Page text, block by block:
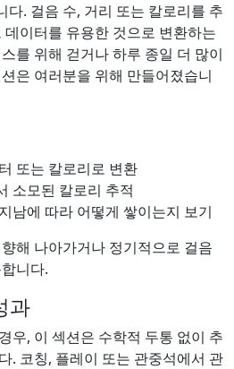
다. 걸음 수, 거리 또는 칼로리를 추
이터를 유용한 것으로 변환하는
를 위해 걷거나 하루 종일 더 많이
은 여러분을 위해 만들어졌습니
또는 칼로리로 변환
소모된 칼로리 추적
남에 따라 어떻게 쌓이는지 보기
해 나아가거나 정기적으로 걸음
니다.
과
우, 이 섹션은 수학적 두통 없이 추
. 코칭, 플레이 또는 관중석에서 관